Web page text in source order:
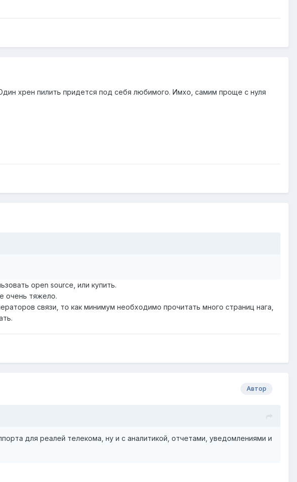
хрен пилить придется под себя любимого. Имхо, самим проще с нуля
open source, или купить.
очень тяжело.
связи, то как минимум необходимо прочитать много страниц нага,
Автор
для реалей телекома, ну и с аналитикой, отчетами, уведомлениями и